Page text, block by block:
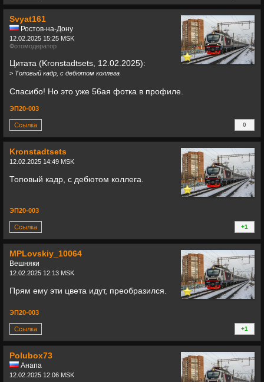
+0
Svyat161
Ростов-на-Дону
12.02.2025 15:25 MSK
Фотомодератор
Цитата (Kronstadtsets, 12.02.2025):
> Топовый кадр, с дебютом коллега
Спасибо! Но это уже 56ая фотка в профиле.
ЭП20-003
Ссылка
0
+0
Kronstadtsets
12.02.2025 14:49 MSK
Топовый кадр, с дебютом коллега.
ЭП20-003
Ссылка
+1
+0
MPLovskiy_10064
Вешняки
12.02.2025 12:13 MSK
Прям ему эти цвета идут, преобразился.
ЭП20-003
Ссылка
+1
+0
Polubox73
Анапа
12.02.2025 12:06 MSK